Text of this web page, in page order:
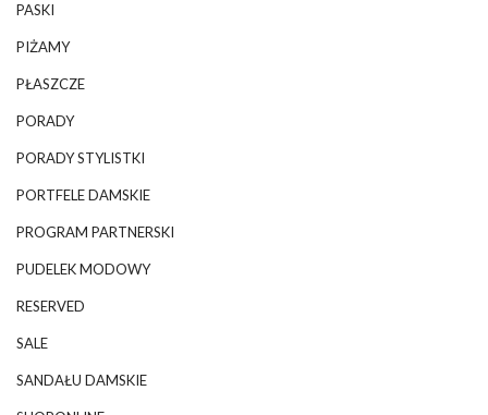
PASKI
PIŻAMY
PŁASZCZE
PORADY
PORADY STYLISTKI
PORTFELE DAMSKIE
PROGRAM PARTNERSKI
PUDELEK MODOWY
RESERVED
SALE
SANDAŁU DAMSKIE